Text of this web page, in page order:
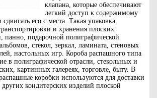
клапана, которые обеспечивают
легкий доступ к содержимому
его с места. Такая упаковка
и хранения плоских
панно, подарочной полиграфической
стекол, зеркал, ламината, стеновых
настольных игр. Короба распашного типа
в полиграфической отрасли, стекольных и
картинных галереях, торговле, быту. В
коробки используются для доставки
кондитерских изделий плоской